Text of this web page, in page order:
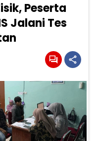
Peserta
Jalani Tes